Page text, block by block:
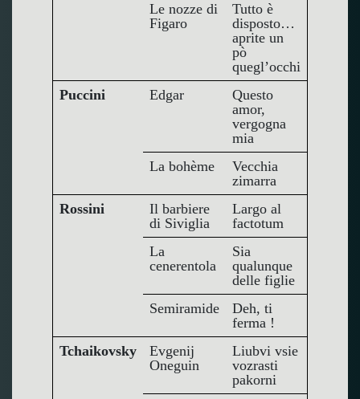
Le nozze di
Figaro
Tutto è
disposto…
aprite un
pò
quegl’occhi
Puccini
Edgar
Questo
amor,
vergogna
mia
La bohème
Vecchia
zimarra
Rossini
Il barbiere
di Siviglia
Largo al
factotum
La
cenerentola
Sia
qualunque
delle figlie
Semiramide
Deh, ti
ferma !
Tchaikovsky
Evgenij
Oneguin
Liubvi vsie
vozrasti
pakorni